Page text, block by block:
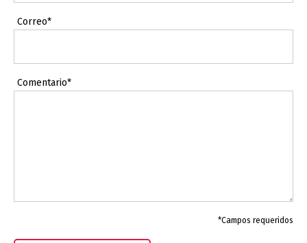
Correo*
Comentario*
*Campos requeridos